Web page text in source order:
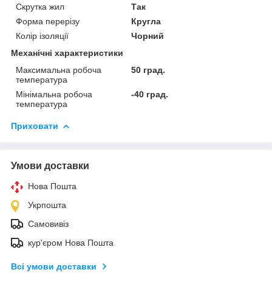
Скрутка жил
Так
Форма перерізу
Кругла
Колір ізоляції
Чорний
Механічні характеристики
Максимальна робоча
температура
50 град.
Мінімальна робоча
температура
-40 град.
Приховати
Умови доставки
Нова Пошта
Укрпошта
Самовивіз
кур'єром Нова Пошта
Всі умови доставки